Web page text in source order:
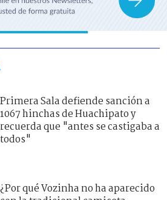
Primera Sala defiende sanción a
1067 hinchas de Huachipato y
recuerda que "antes se castigaba a
todos"
¿Por qué Vozinha no ha aparecido